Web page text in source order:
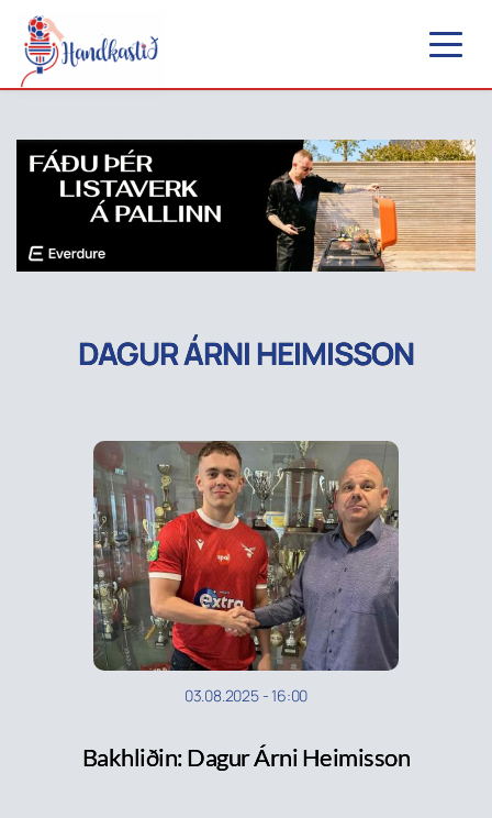
DAGUR ÁRNI HEIMISSON
03.08.2025-16:00
Bakhliðin: Dagur Árni Heimisson